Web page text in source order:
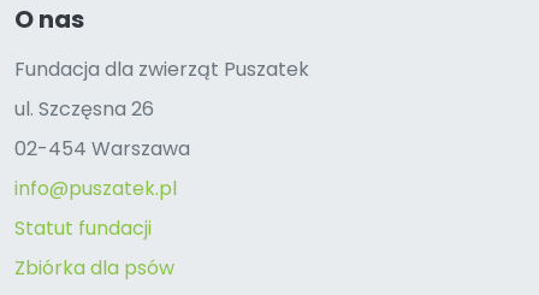
O nas
Fundacja dla zwierząt Puszatek
ul. Szczęsna 26
02-454 Warszawa
info@puszatek.pl
Statut fundacji
Zbiórka dla psów